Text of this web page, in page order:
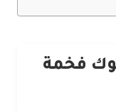
فخمة